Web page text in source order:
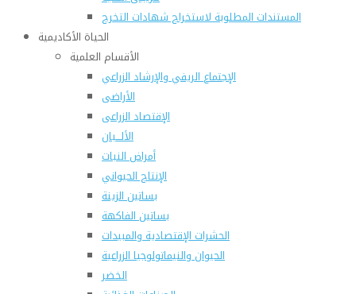
المستندات المطلوبة لاستخراج شهادات التخرج
الحياة الأكاديمية
الأقسام العلمية
الإجتماع الريفي والإرشاد الزراعي
الأراضى
الإقتصاد الزراعى
الألـــبان
أمراض النبات
الإنتاج الحيواني
بساتين الزينة
بساتين الفاكهة
الحشرات الإقتصادية والمبيدات
الحيوان والنيماتولوجيا الزراعية
الخضر